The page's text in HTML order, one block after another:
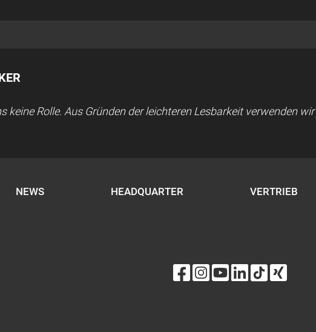
keine Rolle. Aus Gründen der leichteren Lesbarkeit verwenden
NEWS HEADQUARTER VERTRIEB